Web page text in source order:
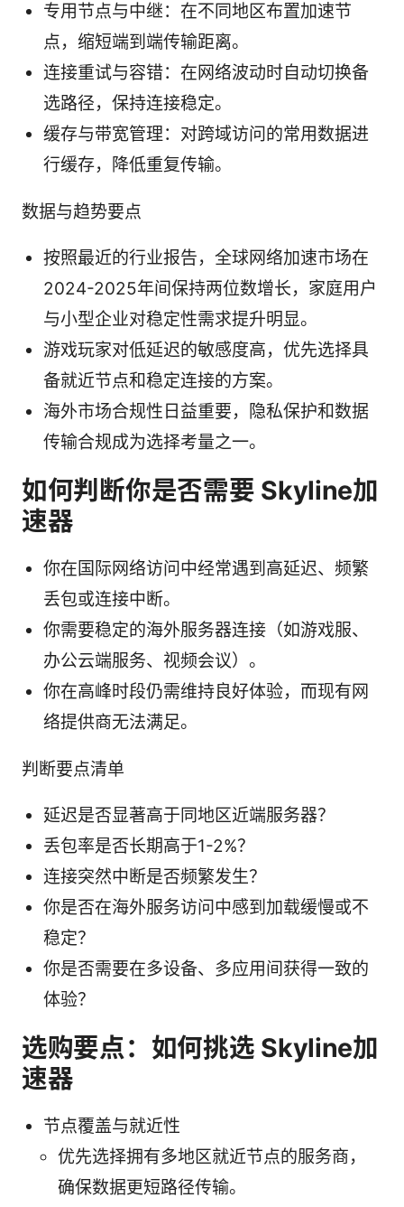
专用节点与中继：在不同地区布置加速节
点，缩短端到端传输距离。
连接重试与容错：在网络波动时自动切换备
选路径，保持连接稳定。
缓存与带宽管理：对跨域访问的常用数据进
行缓存，降低重复传输。
数据与趋势要点
按照最近的行业报告，全球网络加速市场在
2024-2025年间保持两位数增长，家庭用户
与小型企业对稳定性需求提升明显。
游戏玩家对低延迟的敏感度高，优先选择具
备就近节点和稳定连接的方案。
海外市场合规性日益重要，隐私保护和数据
传输合规成为选择考量之一。
如何判断你是否需要 Skyline加
速器
你在国际网络访问中经常遇到高延迟、频繁
丢包或连接中断。
你需要稳定的海外服务器连接（如游戏服、
办公云端服务、视频会议）。
你在高峰时段仍需维持良好体验，而现有网
络提供商无法满足。
判断要点清单
延迟是否显著高于同地区近端服务器？
丢包率是否长期高于1-2%？
连接突然中断是否频繁发生？
你是否在海外服务访问中感到加载缓慢或不
稳定？
你是否需要在多设备、多应用间获得一致的
体验？
选购要点：如何挑选 Skyline加
速器
节点覆盖与就近性
优先选择拥有多地区就近节点的服务商，
确保数据更短路径传输。